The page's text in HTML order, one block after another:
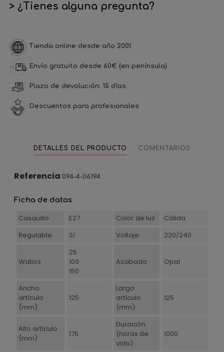
> ¿Tienes alguna pregunta?
Tienda online desde año 2001
Envío gratuito desde 60€ (en península)
Plazo de devolución: 15 días
Descuentos para profesionales
DETALLES DEL PRODUCTO COMENTARIOS
Referencia 094-4-06194
Ficha de datos
Casquillo E27 Color de luz
Cálida
Regulable
Sí Voltaje 220/240
Watios
25
100
150
Acabado Opal
Ancho
artículo
(mm)
125
Largo
artículo
(mm)
125
Alto artículo
(mm)
175
Duración
(horas de
vida)
1000